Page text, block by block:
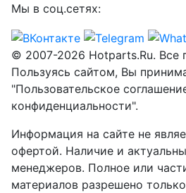
Мы в соц.сетях:
© 2007-2026 Hotparts.Ru. Все
Пользуясь сайтом, Вы
"Пользовательское
конфиденциальности".
Информация на сайте не
офертой. Наличие и
менеджеров. Полное или
материалов разрешено